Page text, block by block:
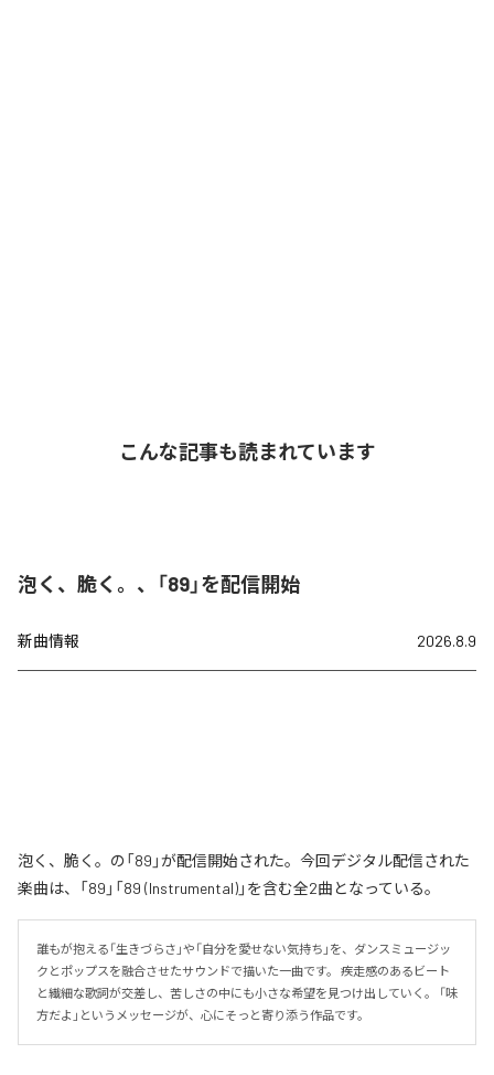
こんな記事も読まれています
泡く、脆く。、「89」を配信開始
新曲情報 2026.8.9
泡く、脆く。の「89」が配信開始された。今回デジタル配信された
楽曲は、「89」「89 (Instrumental)」を含む全2曲となっている。
誰もが抱える「生きづらさ」や「自分を愛せない気持ち」を、ダンスミュージッ
クとポップスを融合させたサウンドで描いた一曲です。 疾走感のあるビート
と繊細な歌詞が交差し、苦しさの中にも小さな希望を見つけ出していく。 「味
方だよ」というメッセージが、心にそっと寄り添う作品です。